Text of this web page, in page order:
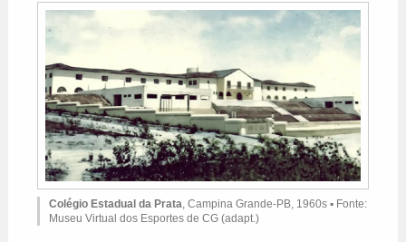
Colégio Estadual da Prata , Campina Grande-PB, 1960s ▪ Fonte:
Museu Virtual dos Esportes de CG (adapt.)